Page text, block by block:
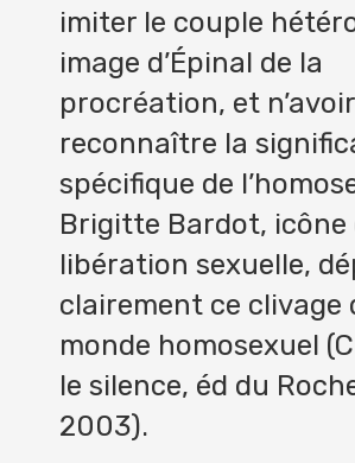
imiter le couple
image d’Épinal de la
procréation, et
reconnaître la
spécifique de
Brigitte Bardot, icône
libération sexuelle,
clairement ce clivage
monde homosexuel
le silence, éd du
2003).